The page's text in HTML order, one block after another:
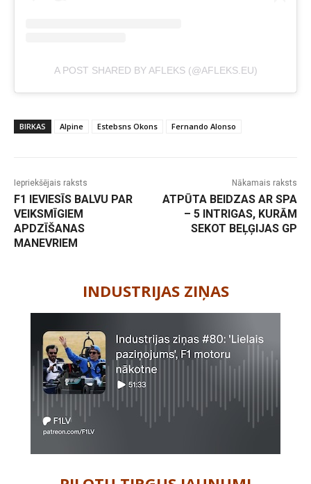
A POST SHARED BY AFLEKS (@AFLEKS.EU)
BIRKAS Alpine Estebsns Okons Fernando Alonso
Iepriekšējais raksts
F1 IEVIESĪS BALVU PAR
VEIKSMĪGIEM
APDZĪŠANAS
MANEVRIEM
Nākamais raksts
ATPŪTA BEIDZAS AR SPA
– 5 INTRIGAS, KURĀM
SEKOT BEĻĢIJAS GP
INDUSTRIJAS ZIŅAS